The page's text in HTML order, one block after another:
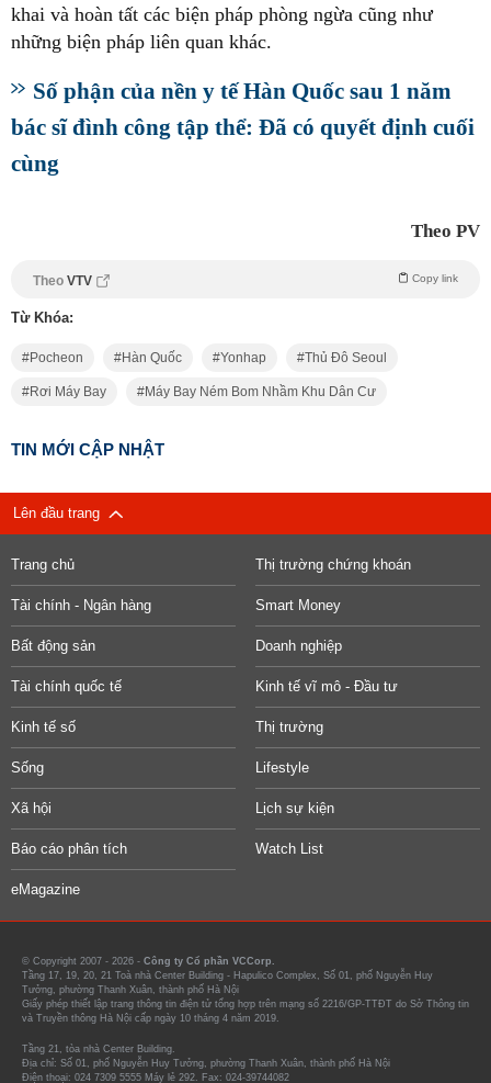
khai và hoàn tất các biện pháp phòng ngừa cũng như
những biện pháp liên quan khác.
Số phận của nền y tế Hàn Quốc sau 1 năm
bác sĩ đình công tập thể: Đã có quyết định cuối
cùng
Theo PV
Theo VTV Copy link
Từ Khóa:
Pocheon Hàn Quốc Yonhap Thủ Đô Seoul
Rơi Máy Bay Máy Bay Ném Bom Nhầm Khu Dân Cư
TIN MỚI CẬP NHẬT
Lên đầu trang
Trang chủ Thị trường chứng khoán
Tài chính - Ngân hàng Smart Money
Bất động sản Doanh nghiệp
Tài chính quốc tế Kinh tế vĩ mô - Đầu tư
Kinh tế số Thị trường
Sống Lifestyle
Xã hội Lịch sự kiện
Báo cáo phân tích Watch List
eMagazine
© Copyright 2007 - 2026 - Công ty Cổ phần VCCorp.
Tầng 17, 19, 20, 21 Toà nhà Center Building - Hapulico Complex, Số 01, phố Nguyễn Huy
Tưởng, phường Thanh Xuân, thành phố Hà Nội
Giấy phép thiết lập trang thông tin điện tử tổng hợp trên mạng số 2216/GP-TTĐT do Sở Thông tin
và Truyền thông Hà Nội cấp ngày 10 tháng 4 năm 2019.
Tầng 21, tòa nhà Center Building.
Địa chỉ: Số 01, phố Nguyễn Huy Tưởng, phường Thanh Xuân, thành phố Hà Nội
Điện thoại: 024 7309 5555 Máy lẻ 292. Fax: 024-39744082